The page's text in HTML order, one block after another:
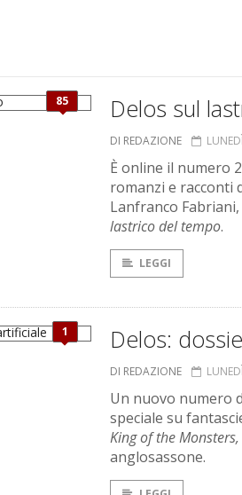
85 Delos sul
DI REDAZIONE
È online il numero
romanzi e racconti
Lanfranco
lastrico del tempo.
LEGGI
1 Delos:
DI REDAZIONE
Un nuovo numero
speciale su
King of the Monsters,
anglosassone.